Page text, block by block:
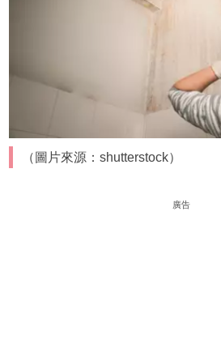
（圖片來源：shutterstock）
廣告